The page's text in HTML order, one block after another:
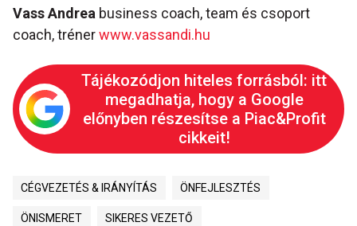
Vass Andrea business coach, team és csoport
coach, trénerwww.vassandi.hu
Tájékozódjon hiteles forrásból: itt
megadhatja, hogy a Google
előnyben részesítse a Piac&Profit
cikkeit!
CÉGVEZETÉS & IRÁNYÍTÁS ÖNFEJLESZTÉS
ÖNISMERET SIKERES VEZETŐ